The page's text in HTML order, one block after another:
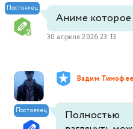
Постоялец
Аниме которое
30 апреля 2026 23:13
Постоялец
Вадим